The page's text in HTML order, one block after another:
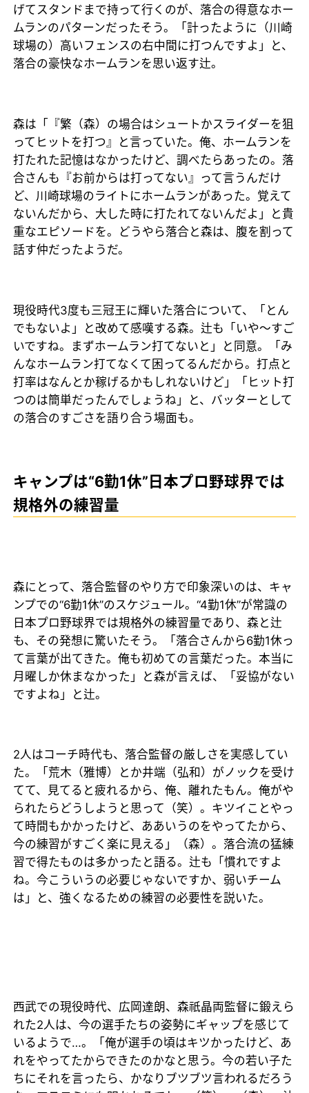
げてスタンドまで持って行くのが、落合の得意なホー
ムランのパターンだったそう。「計ったように（川崎
球場の）高いフェンスの右中間に打つんですよ」と、
落合の豪快なホームランを思い返す辻。
森は「『繁（森）の場合はシュートかスライダーを狙
ってヒットを打つ』と言っていた。俺、ホームランを
打たれた記憶はなかったけど、調べたらあったの。落
合さんも『お前からは打ってない』って言うんだけ
ど、川崎球場のライトにホームランがあった。覚えて
ないんだから、大した時に打たれてないんだよ」と貴
重なエピソードを。どうやら落合と森は、腹を割って
話す仲だったようだ。
現役時代3度も三冠王に輝いた落合について、「とん
でもないよ」と改めて感嘆する森。辻も「いや～すご
いですね。まずホームラン打てないと」と同意。「み
んなホームラン打てなくて困ってるんだから。打点と
打率はなんとか稼げるかもしれないけど」「ヒット打
つのは簡単だったんでしょうね」と、バッターとして
の落合のすごさを語り合う場面も。
キャンプは“6勤1休”日本プロ野球界では
規格外の練習量
森にとって、落合監督のやり方で印象深いのは、キャ
ンプでの“6勤1休”のスケジュール。“4勤1休”が常識の
日本プロ野球界では規格外の練習量であり、森と辻
も、その発想に驚いたそう。「落合さんから6勤1休っ
て言葉が出てきた。俺も初めての言葉だった。本当に
月曜しか休まなかった」と森が言えば、「妥協がない
ですよね」と辻。
2人はコーチ時代も、落合監督の厳しさを実感してい
た。「荒木（雅博）とか井端（弘和）がノックを受け
てて、見てると疲れるから、俺、離れたもん。俺がや
られたらどうしようと思って（笑）。キツイことやっ
て時間もかかったけど、ああいうのをやってたから、
今の練習がすごく楽に見える」（森）。落合流の猛練
習で得たものは多かったと語る。辻も「慣れですよ
ね。今こういうの必要じゃないですか、弱いチーム
は」と、強くなるための練習の必要性を説いた。
西武での現役時代、広岡達朗、森祇晶両監督に鍛えら
れた2人は、今の選手たちの姿勢にギャップを感じて
いるようで…。「俺が選手の頃はキツかったけど、あ
れをやってたからできたのかなと思う。今の若い子た
ちにそれを言ったら、かなりブツブツ言われるだろう